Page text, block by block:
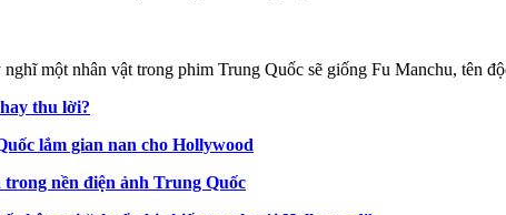
một nhân vật trong phim Trung Quốc sẽ giống Fu Manchu, tên
thu lời?
lắm gian nan cho Hollywood
nền điện ảnh Trung Quốc